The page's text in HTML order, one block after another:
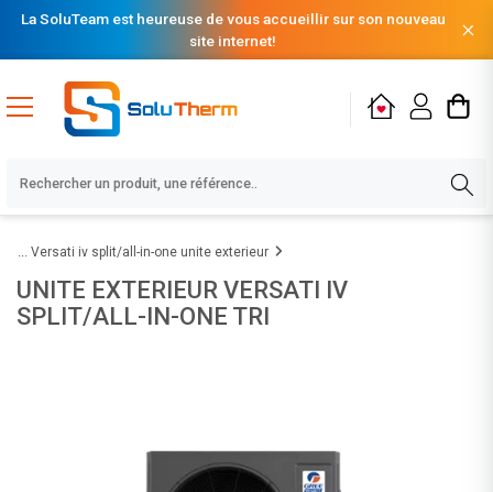
La SoluTeam est heureuse de vous accueillir sur son nouveau
site internet!
Versati iv split/all-in-one unite exterieur
UNITE EXTERIEUR VERSATI IV
SPLIT/ALL-IN-ONE TRI